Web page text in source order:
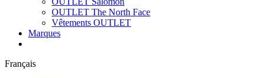
OUTLET The North Face
Vêtements OUTLET
Marques
Français